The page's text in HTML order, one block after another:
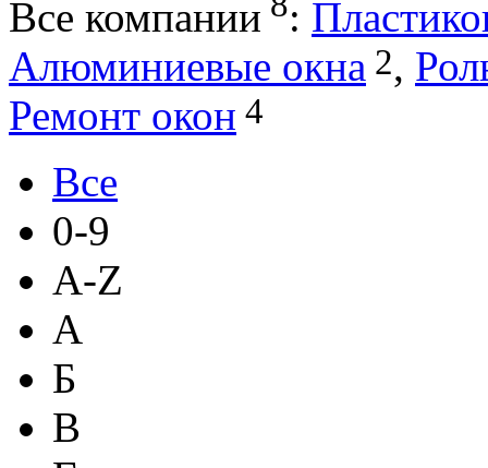
Все компании :
Алюминиевые окна 2,
Ремонт окон 4
Все
0-9
A-Z
А
Б
В